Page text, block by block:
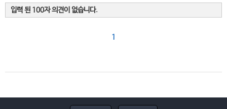
입력 된 100자 의견이 없습니다.
1